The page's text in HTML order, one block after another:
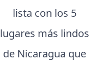
lista con los 5
lugares más lindos
de Nicaragua que